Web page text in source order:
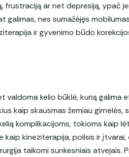
frustraciją ar net depresiją, ypač
galimas, nes sumažėjęs
ir gyvenimo būdo
valdoma kelio būklė, kurią galima
kaip skausmas žemiau girnelės,
komplikacijoms, tokioms kaip
kineziterapija, poilsis ir įtvarai,
taikomi sunkesniais atvejais.